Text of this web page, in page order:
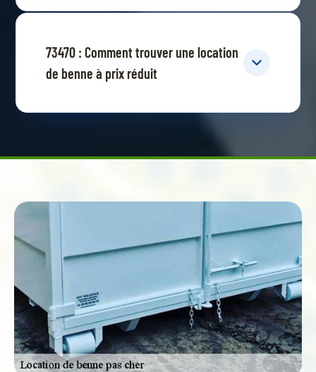
73470 : Comment trouver une location
de benne à prix réduit